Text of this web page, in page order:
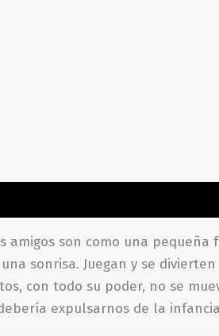
amigos son como una
sonrisa. Juegan y se
con todo su poder, no se
expulsarnos de la